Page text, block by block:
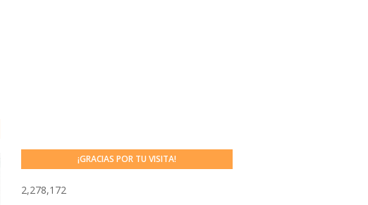
¡GRACIAS POR TU VISITA!
2,278,172